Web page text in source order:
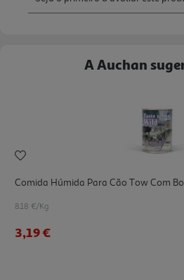
A Auchan
Comida Húmida Para Cão Tow Com
8.18 €/Kg
3,19 €